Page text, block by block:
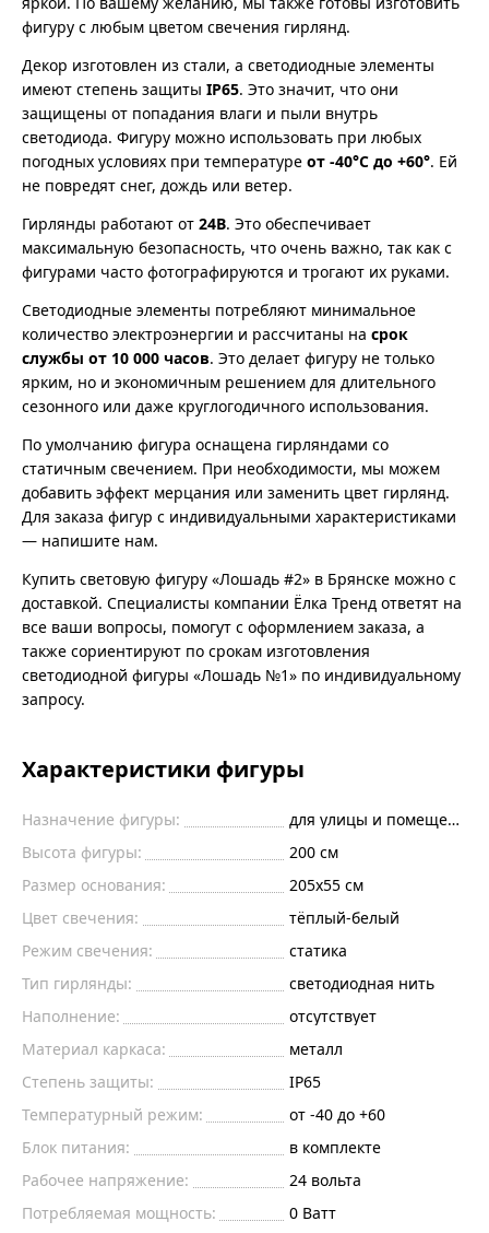
фигуру с любым цветом свечения гирлянд.
Декор изготовлен из стали, а светодиодные элементы
имеют степень защиты IP65. Это значит, что они
защищены от попадания влаги и пыли внутрь
светодиода. Фигуру можно использовать при любых
погодных условиях при температуре от -40°C до +60°. Ей
не повредят снег, дождь или ветер.
Гирлянды работают от 24В. Это обеспечивает
максимальную безопасность, что очень важно, так как с
фигурами часто фотографируются и трогают их руками.
Светодиодные элементы потребляют минимальное
количество электроэнергии и рассчитаны на срок
службы от 10 000 часов. Это делает фигуру не только
ярким, но и экономичным решением для длительного
сезонного или даже круглогодичного использования.
По умолчанию фигура оснащена гирляндами со
статичным свечением. При необходимости, мы можем
добавить эффект мерцания или заменить цвет гирлянд.
Для заказа фигур с индивидуальными характеристиками
— напишите нам.
Купить световую фигуру «Лошадь #2» в Брянске можно с
доставкой. Специалисты компании Ёлка Тренд ответят на
все ваши вопросы, помогут с оформлением заказа, а
также сориентируют по срокам изготовления
светодиодной фигуры «Лошадь №1» по индивидуальному
запросу.
Характеристики фигуры
Назначение фигуры:
для улицы и помещений
Высота фигуры:
200 см
Размер основания:
205x55 см
Цвет свечения:
тёплый-белый
Режим свечения:
статика
Тип гирлянды:
светодиодная нить
Наполнение:
отсутствует
Материал каркаса:
металл
Степень защиты:
IP65
Температурный режим:
от -40 до +60
Блок питания:
в комплекте
Рабочее напряжение:
24 вольта
Потребляемая мощность:
0 Ватт